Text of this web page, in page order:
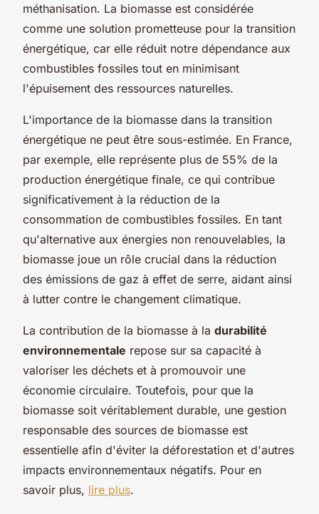
méthanisation. La biomasse est considérée
comme une solution prometteuse pour la transition
énergétique, car elle réduit notre dépendance aux
combustibles fossiles tout en minimisant
l'épuisement des ressources naturelles.
L'importance de la biomasse dans la transition
énergétique ne peut être sous-estimée. En France,
par exemple, elle représente plus de 55% de la
production énergétique finale, ce qui contribue
significativement à la réduction de la
consommation de combustibles fossiles. En tant
qu'alternative aux énergies non renouvelables, la
biomasse joue un rôle crucial dans la réduction
des émissions de gaz à effet de serre, aidant ainsi
à lutter contre le changement climatique.
La contribution de la biomasse à la durabilité
environnementale repose sur sa capacité à
valoriser les déchets et à promouvoir une
économie circulaire. Toutefois, pour que la
biomasse soit véritablement durable, une gestion
responsable des sources de biomasse est
essentielle afin d'éviter la déforestation et d'autres
impacts environnementaux négatifs. Pour en
savoir plus, lire plus.